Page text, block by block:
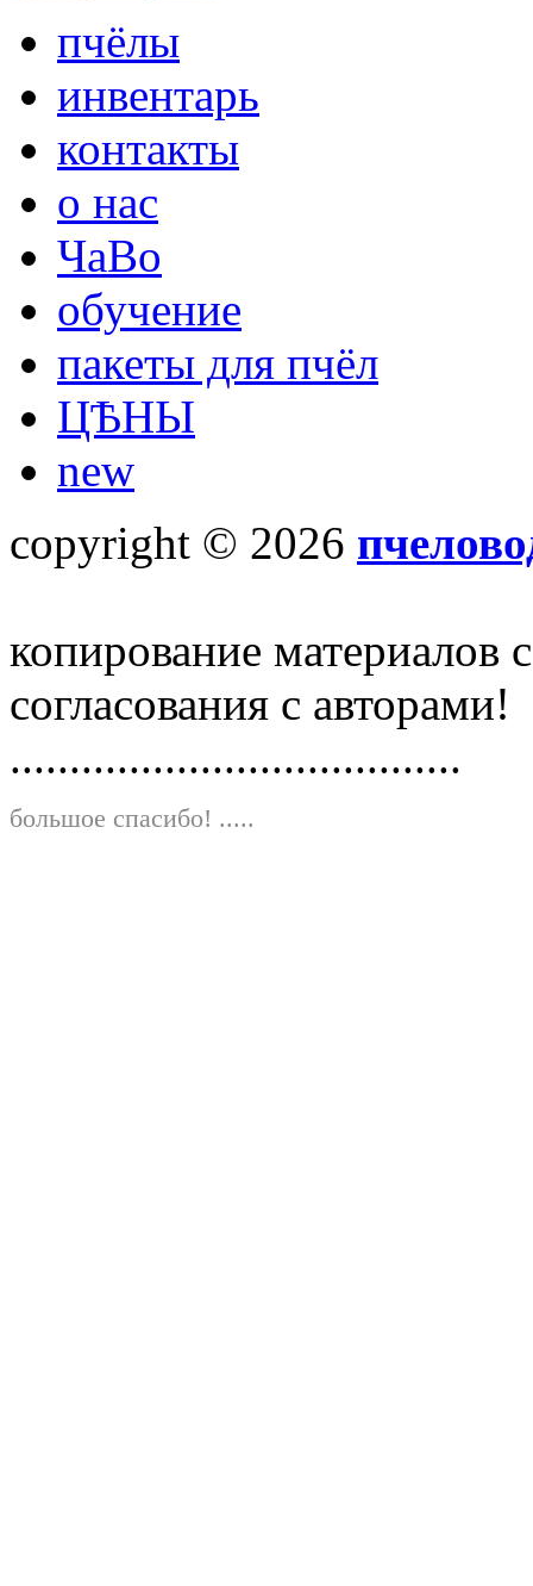
пчёлы
инвентарь
контакты
о нас
ЧаВо
обучение
пакеты для пчёл
ЦѢНЫ
new
copyright © 2026
копирование материалов
согласования с авторами!
......................................
большое спасибо! .....